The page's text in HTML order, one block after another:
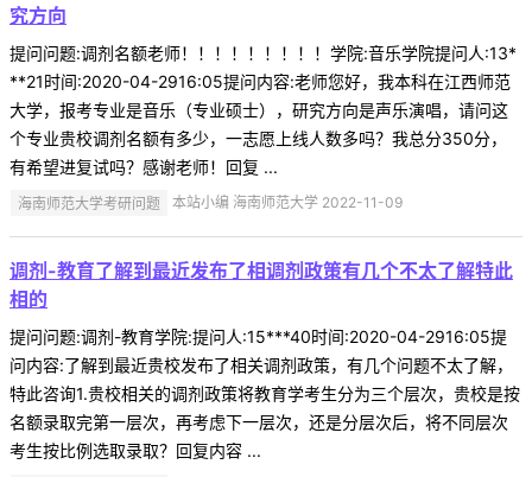
究方向
提问问题:调剂名额老师！！！！！！！！！学院:音乐学院提问人:13*
**21时间:2020-04-2916:05提问内容:老师您好，我本科在江西师范
大学，报考专业是音乐（专业硕士），研究方向是声乐演唱，请问这
个专业贵校调剂名额有多少，一志愿上线人数多吗？我总分350分，
有希望进复试吗？感谢老师！回复 ...
海南师范大学考研问题 本站小编 海南师范大学 2022-11-09
调剂-教育了解到最近发布了相调剂政策有几个不太了解特此
相的
提问问题:调剂-教育学院:提问人:15***40时间:2020-04-2916:05提
问内容:了解到最近贵校发布了相关调剂政策，有几个问题不太了解，
特此咨询1.贵校相关的调剂政策将教育学考生分为三个层次，贵校是按
名额录取完第一层次，再考虑下一层次，还是分层次后，将不同层次
考生按比例选取录取？回复内容 ...